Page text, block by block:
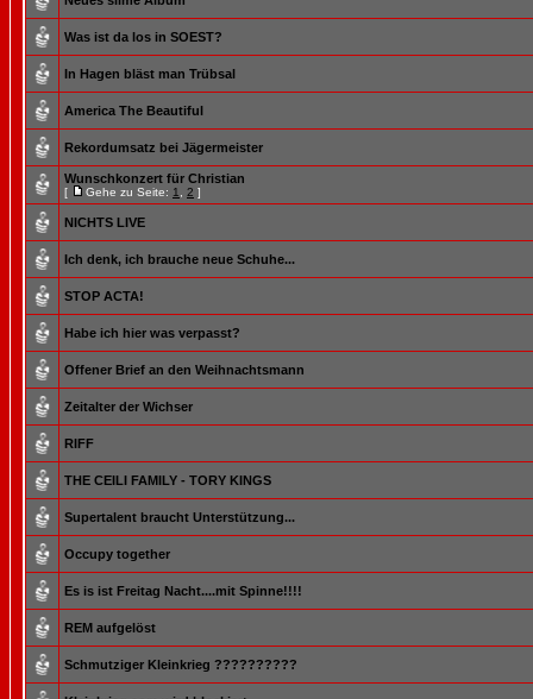
Was ist da los in SOEST?
In Hagen bläst man Trübsal
America The Beautiful
Rekordumsatz bei Jägermeister
Wunschkonzert für Christian
[ Gehe zu Seite: 1 2 ]
NICHTS LIVE
Ich denk, ich brauche neue Schuhe...
STOP ACTA!
Habe ich hier was verpasst?
Offener Brief an den Weihnachtsmann
Zeitalter der Wichser
RIFF
THE CEILI FAMILY - TORY KINGS
Supertalent braucht Unterstützung...
Occupy together
Es is ist Freitag Nacht....mit Spinne!!!!
REM aufgelöst
Schmutziger Kleinkrieg ??????????